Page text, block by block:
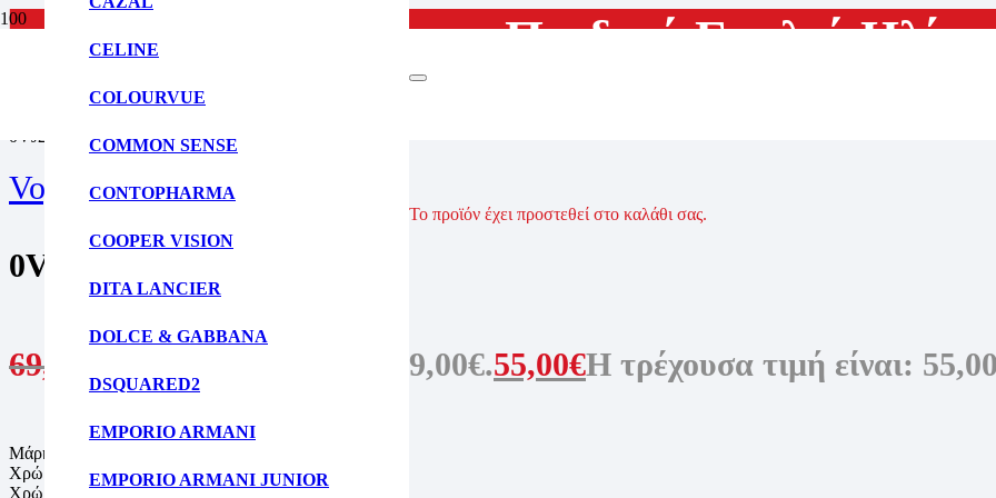
CELINE
COLOURVUE
COMMON SENSE
CONTOPHARMA
COOPER VISION
DITA LANCIER
DOLCE & GABBANA
DSQUARED2
EMPORIO ARMANI
EMPORIO ARMANI JUNIOR
Το προϊόν έχει προστεθεί στο καλάθι σας.
Παιδικά Γυαλιά Ηλίου
ΓΥΑΛΙΑ ΗΛΙΟΥ
0VJ2023 W44/87
Vogue Junior
0VJ2023 W44/87
69,00 Original price was: 69,00€.55,00€Η τρέχουσα τιμή είναι:
Μάρκα: Vogue Junior
Χρώμα Σκελετού: Μαύρο
Χρώμα Φακών: Σκούρο γκρι